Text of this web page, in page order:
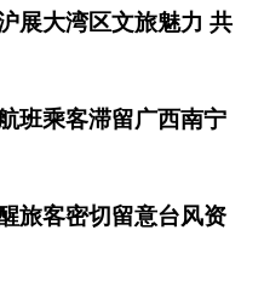
展大湾区文旅魅力 共
班乘客滞留广西南宁
旅客密切留意台风资